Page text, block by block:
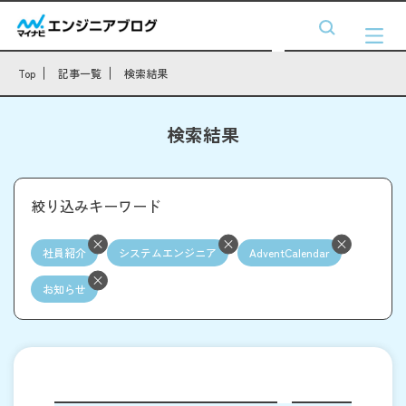
Top 記事一覧 検索結果
検索結果
絞り込みキーワード
社員紹介 システムエンジニア AdventCalendar
お知らせ